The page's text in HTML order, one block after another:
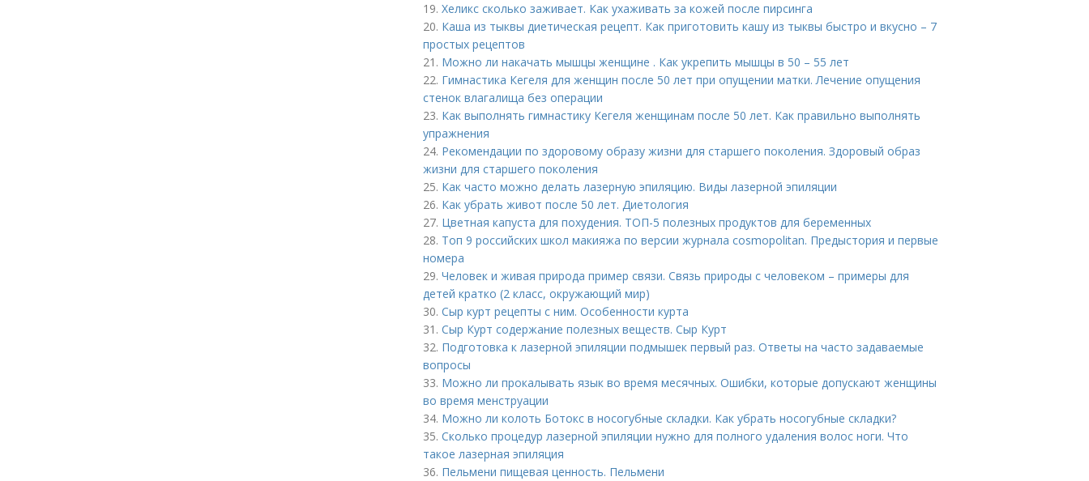
19. Хеликс сколько заживает. Как ухаживать за кожей после пирсинга
20. Каша из тыквы диетическая рецепт. Как приготовить кашу из тыквы быстро и вкусно – 7
простых рецептов
21. Можно ли накачать мышцы женщине . Как укрепить мышцы в 50 – 55 лет
22. Гимнастика Кегеля для женщин после 50 лет при опущении матки. Лечение опущения
стенок влагалища без операции
23. Как выполнять гимнастику Кегеля женщинам после 50 лет. Как правильно выполнять
упражнения
24. Рекомендации по здоровому образу жизни для старшего поколения. Здоровый образ
жизни для старшего поколения
25. Как часто можно делать лазерную эпиляцию. Виды лазерной эпиляции
26. Как убрать живот после 50 лет. Диетология
27. Цветная капуста для похудения. ТОП-5 полезных продуктов для беременных
28. Топ 9 российских школ макияжа по версии журнала cosmopolitan. Предыстория и первые
номера
29. Человек и живая природа пример связи. Связь природы с человеком – примеры для
детей кратко (2 класс, окружающий мир)
30. Сыр курт рецепты с ним. Особенности курта
31. Сыр Курт содержание полезных веществ. Сыр Курт
32. Подготовка к лазерной эпиляции подмышек первый раз. Ответы на часто задаваемые
вопросы
33. Можно ли прокалывать язык во время месячных. Ошибки, которые допускают женщины
во время менструации
34. Можно ли колоть Ботокс в носогубные складки. Как убрать носогубные складки?
35. Сколько процедур лазерной эпиляции нужно для полного удаления волос ноги. Что
такое лазерная эпиляция
36. Пельмени пищевая ценность. Пельмени